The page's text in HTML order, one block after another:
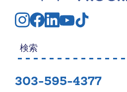
検索する：
303-595-4377